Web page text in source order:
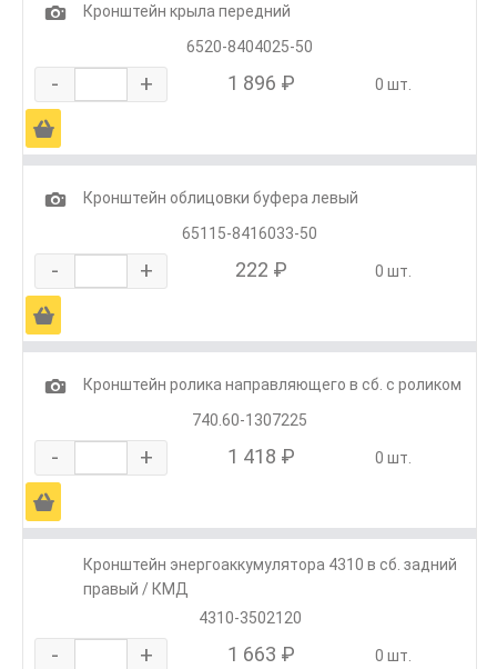
1
Кронштейн крыла передний
6520-8404025-50
- + 1 896 ₽ 0 шт.
Ä
1
Кронштейн облицовки буфера левый
65115-8416033-50
- + 222 ₽ 0 шт.
Ä
1
Кронштейн ролика направляющего в сб. с роликом
740.60-1307225
- + 1 418 ₽ 0 шт.
Ä
Кронштейн энергоаккумулятора 4310 в сб. задний
правый / КМД
4310-3502120
- + 1 663 ₽ 0 шт.